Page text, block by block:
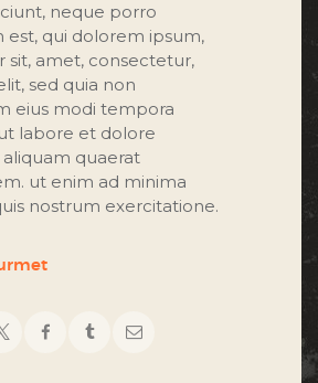
neque porro
est, qui dolorem ipsum,
sit, amet, consectetur,
sed quia non
eius modi tempora
labore et dolore
quaerat
ut enim ad minima
nostrum exercitatione.